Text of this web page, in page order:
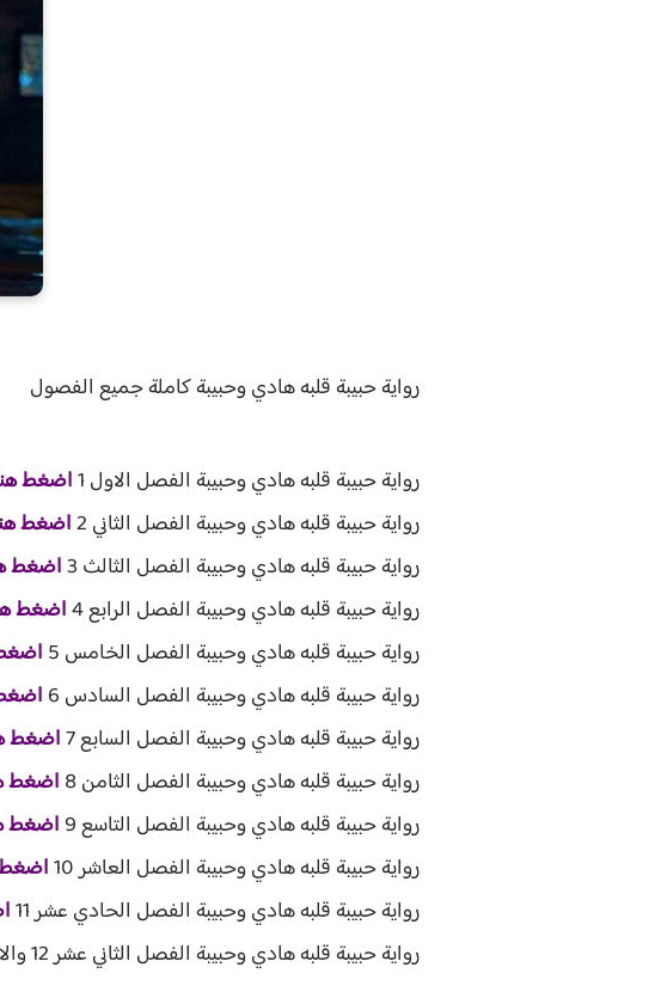
روايةحبيبة قلبه هادي وحبيبةكاملة جميع الفصول
رواية حبيبة قلبه هادي وحبيبة الفصل الاول 1 اضغط
رواية حبيبة قلبه هادي وحبيبة الفصل الثاني 2
اضغط
رواية حبيبة قلبه هادي وحبيبة الفصل الثالث 3
اضغط
رواية حبيبة قلبه هادي وحبيبة الفصل الرابع 4
اضغط
رواية حبيبة قلبه هادي وحبيبة الفصل الخامس 5
رواية حبيبة قلبه هادي وحبيبة الفصل السادس 6
رواية حبيبة قلبه هادي وحبيبة الفصل السابع 7 اضغط
رواية حبيبة قلبه هادي وحبيبة الفصل الثامن 8
اضغط
رواية حبيبة قلبه هادي وحبيبة الفصل التاسع 9
اضغط
رواية حبيبة قلبه هادي وحبيبة الفصل العاشر 10
رواية حبيبة قلبه هادي وحبيبة الفصل الحادي عشر 11
رواية حبيبة قلبه هادي وحبيبة الفصل الثاني عشر 12 والاخيرة